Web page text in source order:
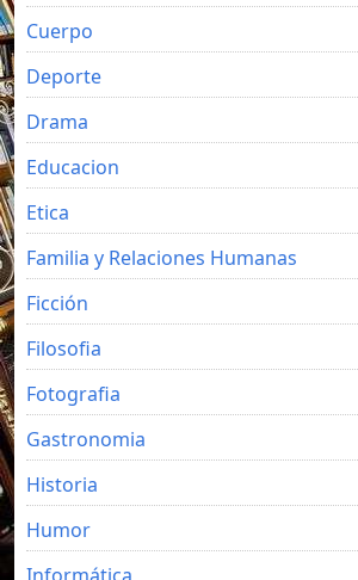
Cuerpo
Deporte
Drama
Educacion
Etica
Familia y Relaciones Humanas
Ficción
Filosofia
Fotografia
Gastronomia
Historia
Humor